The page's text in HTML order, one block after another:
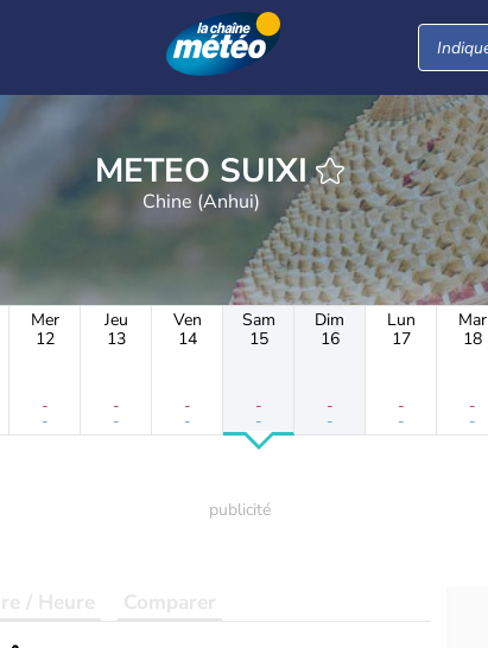
METEO SUIXI
Chine (Anhui)
Mer
12
-
-
Jeu
13
-
-
Ven
14
-
-
Sam
15
-
-
Dim
16
-
-
Lun
17
-
-
Mar
18
-
-
/ Heure Comparer